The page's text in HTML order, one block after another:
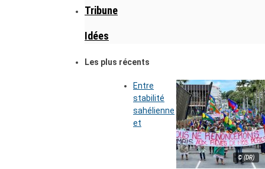
Tribune
Idées
Les plus récents
© (DR)
Entre
stabilité
sahélienne
et